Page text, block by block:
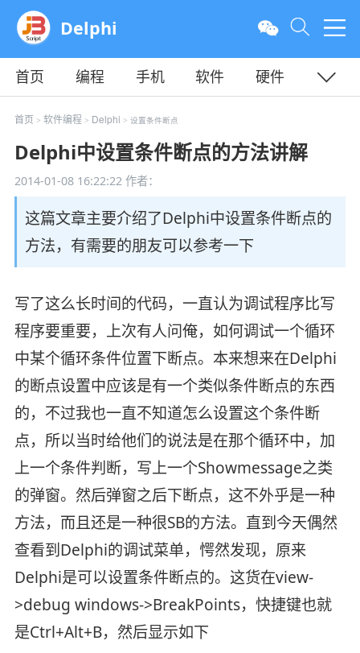
Delphi
首页 编程 手机 软件
硬件
教程
平面 服务器
首页 > 软件编程 > Delphi > 设置条件断点
Delphi中设置条件断点的方法讲解
2014-01-08 16:22:22作者：
这篇文章主要介绍了Delphi中设置条件断点的
方法，有需要的朋友可以参考一下
写了这么长时间的代码，一直认为调试程序比写
程序要重要，上次有人问俺，如何调试一个循环
中某个循环条件位置下断点。本来想来在Delphi
的断点设置中应该是有一个类似条件断点的东西
的，不过我也一直不知道怎么设置这个条件断
点，所以当时给他们的说法是在那个循环中，加
上一个条件判断，写上一个Showmessage之类
的弹窗。然后弹窗之后下断点，这不外乎是一种
方法，而且还是一种很SB的方法。直到今天偶然
查看到Delphi的调试菜单，愕然发现，原来
Delphi是可以设置条件断点的。这货在view-
>debug windows->BreakPoints，快捷键也就
是Ctrl+Alt+B，然后显示如下